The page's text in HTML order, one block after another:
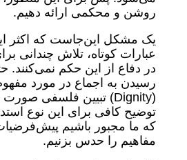
روشن و محکمی ارائه دهیم.
یک مشکل این‌جاست که اکثر
عبارات کوتاه، تلاش چندانی
در دفاع از این حکم نمی‌کنند.
رسیدن به اجماع در مورد
توضیح کافی برای این نوع
که ما مجبور باشیم
مفاهیم را حدس بزنیم.